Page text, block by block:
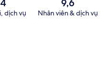
dịch vụ
9,6
Nhân viên & dịch vụ